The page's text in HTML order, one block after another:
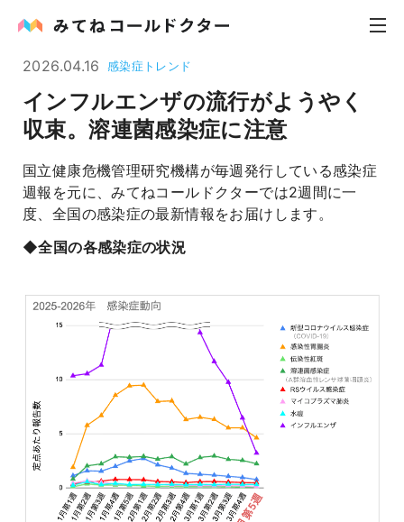
内科
花粉症
皮膚科
感染症
お役立ち記事
お知らせ
よくあるご質問
2026.04.16 感染症トレンド
インフルエンザの流行がようやく
収束。溶連菌感染症に注意
国立健康危機管理研究機構が毎週発行している感染症
週報を元に、みてねコールドクターでは2週間に一
度、全国の感染症の最新情報をお届けします。
◆全国の各感染症の状況